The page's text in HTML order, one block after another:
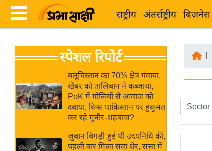
राष्ट्रीय अंतर्राष्ट्रीय बिज़नेस
News
Hindi
Hindi
Live
ब
र
अंतर्राष्ट्रीय
स्पेशल रिपोर्ट
बलूचिस्तान का 70% क्षेत्र गंवाया,
खैबर को तालिबान ने कब्जाया,
PoK में गोलियों से आवाज को
दबाया, किस पाकिस्तान पर हुकूमत
कर रहे मुनीर-शहबाज?
जुबान बिगड़ी हुई थी उदयनिधि की,
पहली बार मिला सवा शेर, सत्ता में